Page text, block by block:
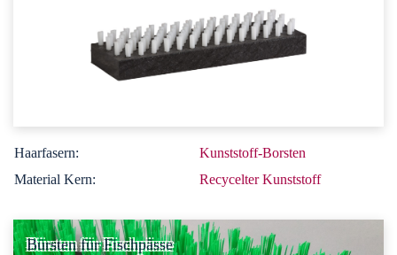
Haarfasern:
Kunststoff-Borsten
Material Kern:
Recycelter Kunststoff
Bürsten für Fischpässe